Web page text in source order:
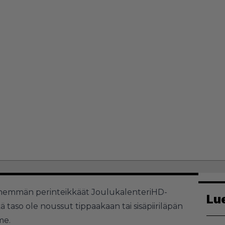
perinteikkäät JoulukalenteriHD-
ole noussut tippaakaan tai sisäpiiriläpän